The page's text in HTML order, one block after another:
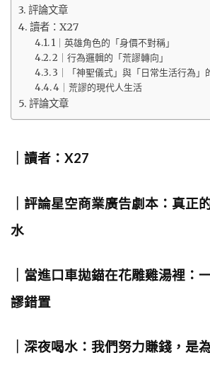
評論文章
讀者：X27
1｜英雄角色的「身價不對稱」
2｜行為邏輯的「荒謬轉向」
3｜「神聖儀式」與「日常生活行為」
4｜荒謬的現代人生活
評論文章
｜讀者：X27
｜評論星空商業廣告劇本：真正
水
｜當進口車拋錨在花雕雞湯裡：
謬錯置
｜深夜喝水：我們努力賺錢，是